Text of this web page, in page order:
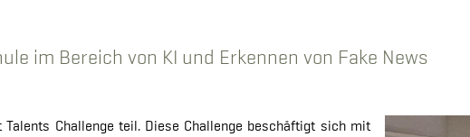
im Bereich von KI und Erkennen von Fake News
Talents Challenge teil. Diese Challenge beschäftigt sich mit